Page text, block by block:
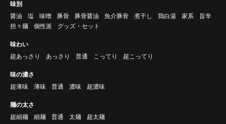
味別
醤油
塩 味噌 豚骨 豚骨醤油 魚介豚骨 煮干し 鶏白湯 家系
旨辛
担々麺
個性派 グッズ・セット
味わい
超あっさり
あっさり 普通 こってり 超こってり
味の濃さ
超薄味
薄味 普通 濃味 超濃味
麺の太さ
超細麺
細麺 普通 太麺 超太麺